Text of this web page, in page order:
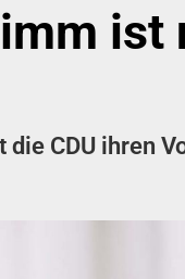
CDU ihren